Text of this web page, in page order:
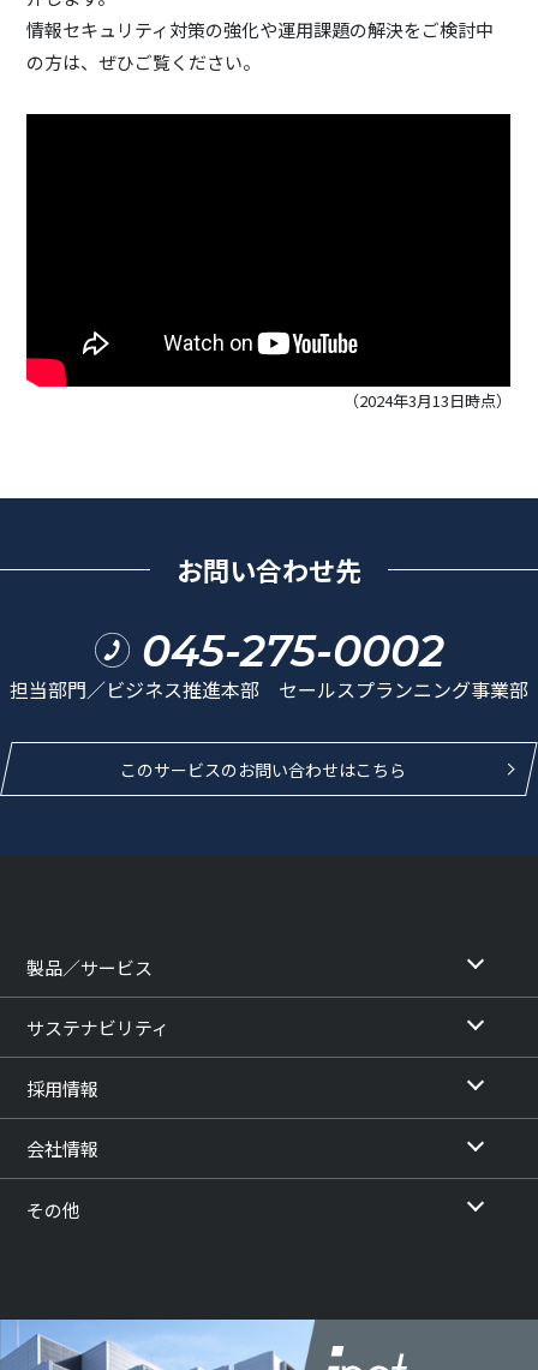
情報セキュリティ対策の強化や運用課題の解決をご検討中
の方は、ぜひご覧ください。
（2024年3月13日時点）
お問い合わせ先
045-275-0002
担当部門／ビジネス推進本部 セールスプランニング事業部
このサービスのお問い合わせはこちら
製品／サービス
サステナビリティ
採用情報
会社情報
その他